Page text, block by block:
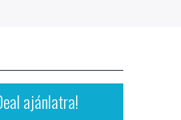
ajánlatra!